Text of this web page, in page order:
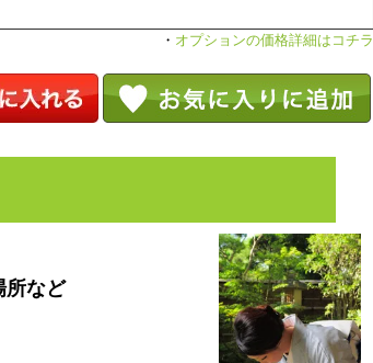
・ オプションの価格詳細はコチラ
所など